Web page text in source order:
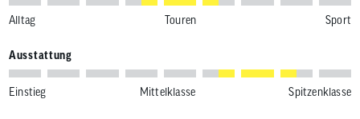
Alltag Touren Sport
Ausstattung
Einstieg Mittelklasse Spitzenklasse